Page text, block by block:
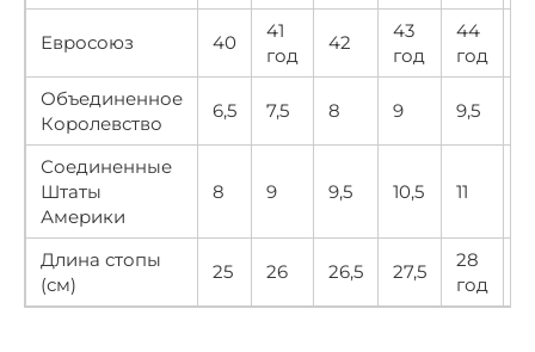
Евросоюз 40
41
год
42
43
год
44
год
Объединенное
Королевство
6,5 7,5 8 9 9,5
Соединенные
Штаты
Америки
8 9 9,5 10,5 11
Длина стопы
(см)
25 26 26,5 27,5
28
год